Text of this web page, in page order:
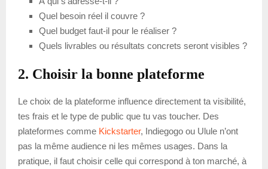
Quel besoin réel il couvre ?
Quel budget faut-il pour le réaliser ?
Quels livrables ou résultats concrets seront visibles ?
2. Choisir la bonne plateforme
Le choix de la plateforme influence directement ta visibilité,
tes frais et le type de public que tu vas toucher. Des
plateformes comme Kickstarter, Indiegogo ou Ulule n’ont
pas la même audience ni les mêmes usages. Dans la
pratique, il faut choisir celle qui correspond à ton marché, à